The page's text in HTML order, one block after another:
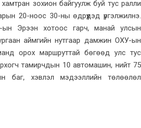
зохион байгуулж буй тус ралли
20-ноос 30-ны өдрүүдэд үргэлжилнэ.
Эрээн хотоос гарч, манай улсын
аймгийн нутгаар дамжин ОХУ-ын
орох маршруттай бөгөөд улс тус
тамирчдын 10 автомашин, нийт 75
баг, хэвлэл мэдээллийн төлөөлөл